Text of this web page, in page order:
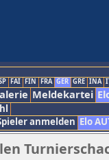
FAI FIN FRA GER GRE INA
Meldekartei
anmelden Elo